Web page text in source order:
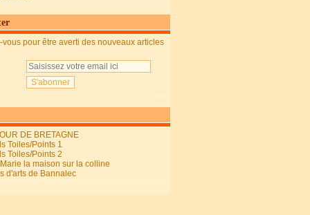
vous pour être averti des nouveaux articles
DE BRETAGNE
Toiles/Points 1
Toiles/Points 2
la maison sur la colline
d'arts de Bannalec